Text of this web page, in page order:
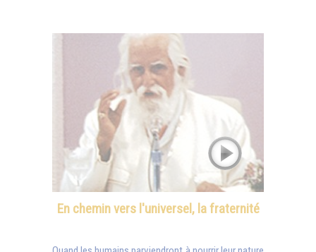
En chemin vers l'universel, la fraternité